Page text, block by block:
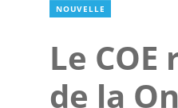
NOUVELLE
Le
de la